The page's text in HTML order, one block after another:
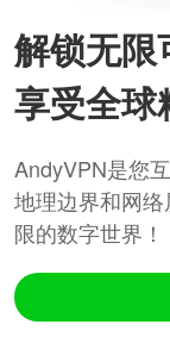
解锁无限
享受全球
AndyVPN是您
地理边界和网
限的数字世界！